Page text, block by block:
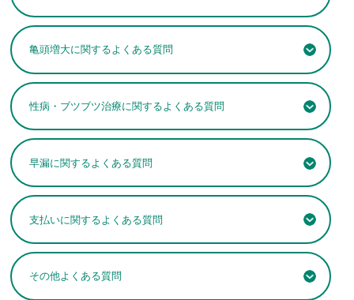
亀頭増大に関するよくある質問
性病・ブツブツ治療に関するよくある質問
早漏に関するよくある質問
支払いに関するよくある質問
その他よくある質問